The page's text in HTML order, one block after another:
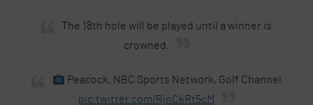
The 18th hole will be played until a winner is
crowned.
Peacock, NBC Sports Network, Golf Channel
pic.twitter.com/RjnCkRt5cM